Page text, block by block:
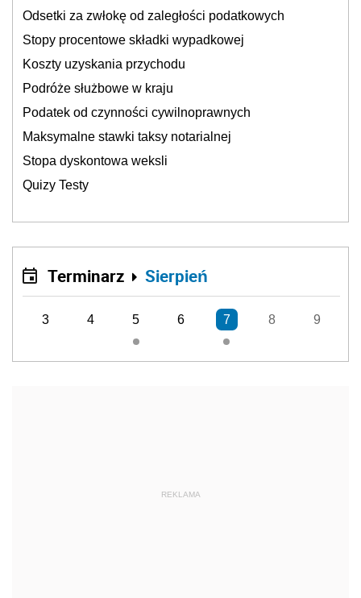
Odsetki za zwłokę od zaległości podatkowych
Stopy procentowe składki wypadkowej
Koszty uzyskania przychodu
Podróże służbowe w kraju
Podatek od czynności cywilnoprawnych
Maksymalne stawki taksy notarialnej
Stopa dyskontowa weksli
Quizy Testy
Terminarz Sierpień
3 4 5 6 7 8 9
REKLAMA